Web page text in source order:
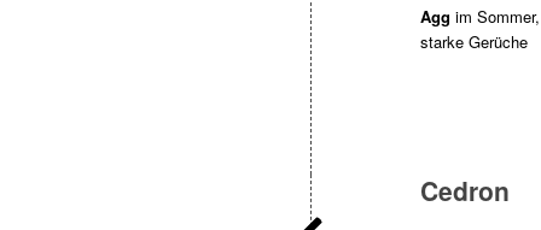
Agg im
starke Gerüche
Cedron